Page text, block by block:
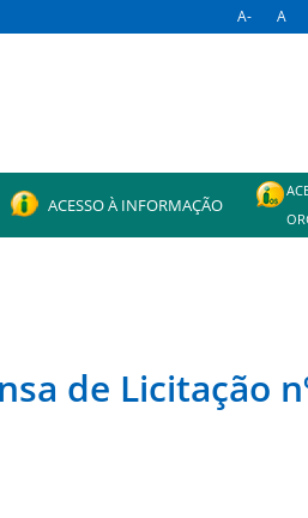
A- A
ACESSO À INFORMAÇÃO
de Licitação